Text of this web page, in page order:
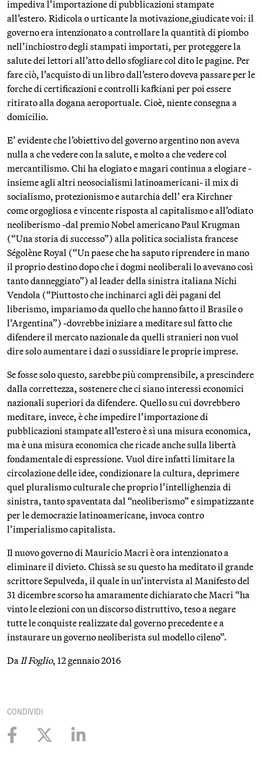
impediva l’importazione di pubblicazioni stampate
all’estero. Ridicola o urticante la motivazione,giudicate voi: il
governo era intenzionato a controllare la quantità di piombo
nell’inchiostro degli stampati importati, per proteggere la
salute dei lettori all’atto dello sfogliare col dito le pagine. Per
fare ciò, l’acquisto di un libro dall’estero doveva passare per le
forche di certificazioni e controlli kafkiani per poi essere
ritirato alla dogana aeroportuale. Cioè, niente consegna a
domicilio.
E’ evidente che l’obiettivo del governo argentino non aveva
nulla a che vedere con la salute, e molto a che vedere col
mercantilismo. Chi ha elogiato e magari continua a elogiare -
insieme agli altri neosocialismi latinoamericani- il mix di
socialismo, protezionismo e autarchia dell’ era Kirchner
come orgogliosa e vincente risposta al capitalismo e all’odiato
neoliberismo -dal premio Nobel americano Paul Krugman
(“Una storia di successo”) alla politica socialista francese
Ségolène Royal (“Un paese che ha saputo riprendere in mano
il proprio destino dopo che i dogmi neoliberali lo avevano così
tanto danneggiato”) al leader della sinistra italiana Nichi
Vendola (“Piuttosto che inchinarci agli dèi pagani del
liberismo, impariamo da quello che hanno fatto il Brasile o
l’Argentina”) -dovrebbe iniziare a meditare sul fatto che
difendere il mercato nazionale da quelli stranieri non vuol
dire solo aumentare i dazi o sussidiare le proprie imprese.
Se fosse solo questo, sarebbe più comprensibile, a prescindere
dalla correttezza, sostenere che ci siano interessi economici
nazionali superiori da difendere. Quello su cui dovrebbero
meditare, invece, è che impedire l’importazione di
pubblicazioni stampate all’estero è sì una misura economica,
ma è una misura economica che ricade anche sulla libertà
fondamentale di espressione. Vuol dire infatti limitare la
circolazione delle idee, condizionare la cultura, deprimere
quel pluralismo culturale che proprio l’intellighenzia di
sinistra, tanto spaventata dal “neoliberismo” e simpatizzante
per le democrazie latinoamericane, invoca contro
l’imperialismo capitalista.
Il nuovo governo di Mauricio Macri è ora intenzionato a
eliminare il divieto. Chissà se su questo ha meditato il grande
scrittore Sepulveda, il quale in un’intervista al Manifesto del
31 dicembre scorso ha amaramente dichiarato che Macri “ha
vinto le elezioni con un discorso distruttivo, teso a negare
tutte le conquiste realizzate dal governo precedente e a
instaurare un governo neoliberista sul modello cileno”.
DaIl Foglio, 12 gennaio 2016
CONDIVIDI